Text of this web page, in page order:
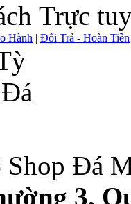
Trực
Hành | Đổi Trả - Hoàn Tiền
Shop Đá
3,